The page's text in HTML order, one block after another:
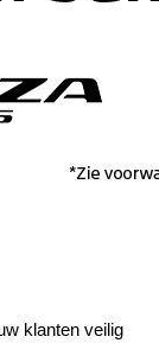
klanten veilig